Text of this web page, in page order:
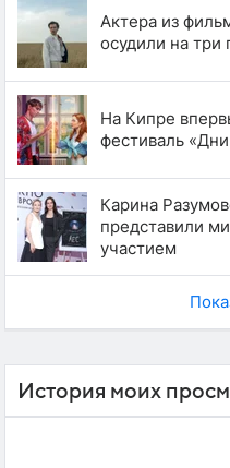
Актера из
осудили на три
На Кипре
фестиваль
Карина
представили
участием
История моих